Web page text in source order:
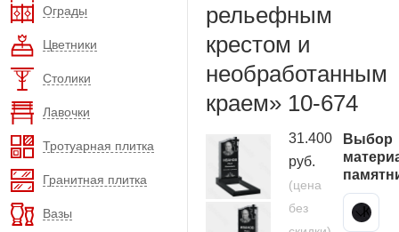
Ограды
Цветники
Столики
Лавочки
Тротуарная плитка
Гранитная плитка
Вазы
рельефным
крестом и
необработанным
краем» 10-674
31.400
руб.
(цена
без
Выбор
Карельский гранит